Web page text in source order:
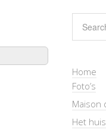
Home
Foto’s
Maison
Het huis